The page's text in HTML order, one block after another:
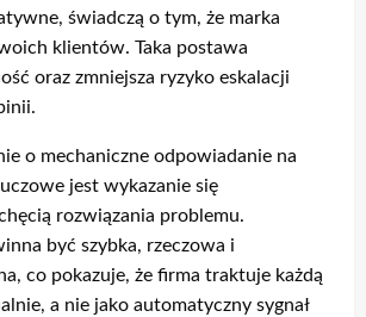
świadczą o tym, że marka
klientów. Taka postawa
oraz zmniejsza ryzyko eskalacji
o mechaniczne odpowiadanie na
jest wykazanie się
rozwiązania problemu.
być szybka, rzeczowa i
co pokazuje, że firma traktuje każdą
a nie jako automatyczny sygnał